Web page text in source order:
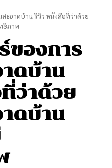
ะอาดบ้าน รีวิว หนังสือที่ว่าด้วย
ธิภาพ
ของการ
าดบ้าน
ว่าด้วย
าดบ้าน